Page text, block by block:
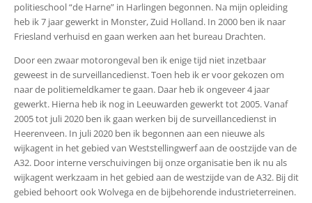
politieschool “de Harne” in Harlingen begonnen. Na mijn opleiding
heb ik 7 jaar gewerkt in Monster, Zuid Holland. In 2000 ben ik naar
Friesland verhuisd en gaan werken aan het bureau Drachten.
Door een zwaar motorongeval ben ik enige tijd niet inzetbaar
geweest in de surveillancedienst. Toen heb ik er voor gekozen om
naar de politiemeldkamer te gaan. Daar heb ik ongeveer 4 jaar
gewerkt. Hierna heb ik nog in Leeuwarden gewerkt tot 2005. Vanaf
2005 tot juli 2020 ben ik gaan werken bij de surveillancedienst in
Heerenveen. In juli 2020 ben ik begonnen aan een nieuwe als
wijkagent in het gebied van Weststellingwerf aan de oostzijde van de
A32. Door interne verschuivingen bij onze organisatie ben ik nu als
wijkagent werkzaam in het gebied aan de westzijde van de A32. Bij dit
gebied behoort ook Wolvega en de bijbehorende industrieterreinen.